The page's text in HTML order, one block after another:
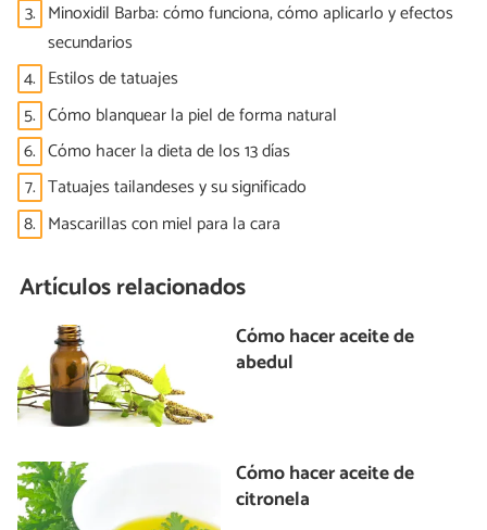
3. Minoxidil Barba: cómo funciona, cómo aplicarlo y efectos
secundarios
4. Estilos de tatuajes
5. Cómo blanquear la piel de forma natural
6. Cómo hacer la dieta de los 13 días
7. Tatuajes tailandeses y su significado
8. Mascarillas con miel para la cara
Artículos relacionados
Cómo hacer aceite de
abedul
Cómo hacer aceite de
citronela